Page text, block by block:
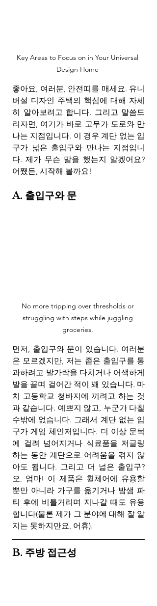
Key Areas to Focus on in Your Universal
Design Home
좋아요, 여러분, 안전띠를 매세요. 유니
버설 디자인 주택의 핵심에 대해 자세
히 알아보려고 합니다. 그리고 말씀드
리자면, 여기가 바로 고무가 도로와 만
나는 지점입니다. 이 경우 계단 없는 입
구가 넓은 출입구와 만나는 지점입니
다. 제가 무슨 말을 했는지 알겠어요?
어쨌든, 시작해 볼까요!
A. 출입구와 문
No more tripping over thresholds or
struggling with steps while juggling
groceries.
먼저, 출입구와 문이 있습니다. 여러분
은 모르겠지만, 저는 좁은 출입구를 통
과하려고 발가락을 다치거나 어색하게
발을 끌며 걸어간 적이 꽤 있습니다. 마
치 고등학교 청바지에 끼려고 하는 것
과 같습니다. 예쁘지 않고, 누군가 다칠
수밖에 없습니다. 그래서 계단 없는 입
구가 게임 체인저입니다. 더 이상 문턱
에 걸려 넘어지거나 식료품을 저글링
하는 동안 계단으로 어려움을 겪지 않
아도 됩니다. 그리고 더 넓은 출입구?
오, 엄마! 이 제품은 휠체어에 유용할
뿐만 아니라 가구를 옮기거나 밤샘 파
티 후에 비틀거리며 지나갈 때도 유용
합니다(물론 제가 그 분야에 대해 잘 알
지는 못하지만요, 어휴).
B. 주방 접근성